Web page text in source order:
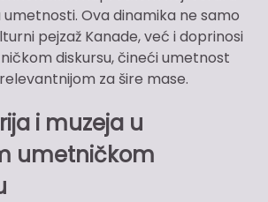
Ova dinamika ne samo
pejzaž Kanade, već i doprinosi
diskursu, čineći umetnost
za šire mase.
i muzeja u
umetničkom